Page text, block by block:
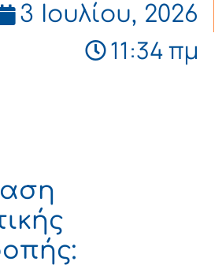
3 Ιουλίου, 2026
11:34 πμ